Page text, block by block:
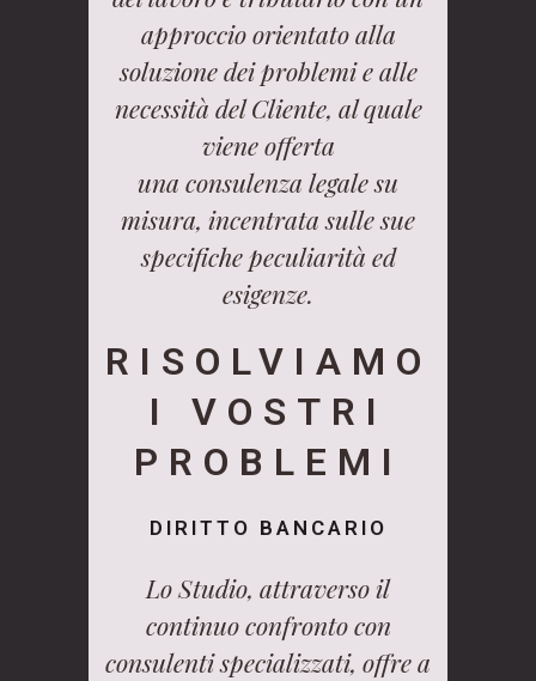
approccio orientato alla
soluzione dei problemi e alle
necessità del Cliente, al quale
viene offerta
una consulenza legale su
misura, incentrata sulle sue
specifiche peculiarità ed
esigenze.
RISOLVIAMO
I VOSTRI
PROBLEMI
DIRITTO BANCARIO
Lo Studio, attraverso il
continuo confronto con
consulenti specializzati, offre a